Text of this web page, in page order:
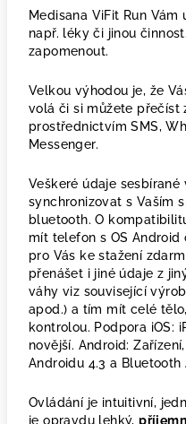
Medisana ViFit Run
např. léky či jinou
zapomenout.
Velkou výhodou je, že
volá či si můžete přečíst
prostřednictvím SMS,
Messenger.
Veškeré údaje
synchronizovat s Vaším
bluetooth. O
mít telefon s OS Android
pro Vás ke stažení
přenášet i jiné údaje z
váhy viz související
apod.) a tím mít celé
kontrolou. Podpora iOS:
novější. Android:
Androidu 4.3 a Bluetooth
Ovládání je intuitivní,
je opravdu lehký,